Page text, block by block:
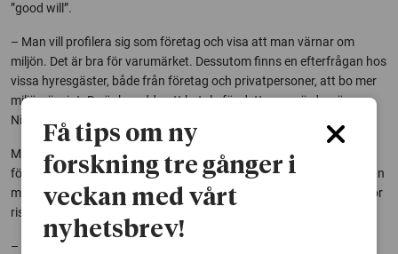
”good will”.
– Man vill profilera sig som företag och visa att man värnar om
miljön. Det är bra för varumärket. Dessutom finns en efterfrågan hos
vissa hyresgäster, både från företag och privatpersoner, att bo mer
miljömässigt. De är beredda att betala för detta mervärde, säger
Niclas Andersson.
Men särskilt betonar forskarna betydelsen av dialog och att bygga
förtroende mellan parterna. Där parterna i första hand är den mellan
myndighet och byggherre. Men kan också handla om dialog som rör
riskfördelning mellan byggherre och entreprenör.
– Utan en dialog med ömsesidig respekt för varandras svårigheter
Få tips om ny
forskning tre gånger i
veckan med vårt
nyhetsbrev!